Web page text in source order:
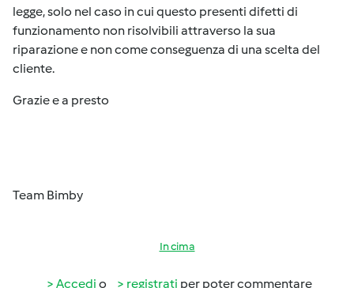
legge, solo nel caso in cui questo presenti difetti di
funzionamento non risolvibili attraverso la sua
riparazione e non come conseguenza di una scelta del
cliente.
Grazie e a presto
Team Bimby
In cima
Accedi o registrati per poter commentare